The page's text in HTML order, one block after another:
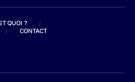
QUOI ?
/
/ CONTACT